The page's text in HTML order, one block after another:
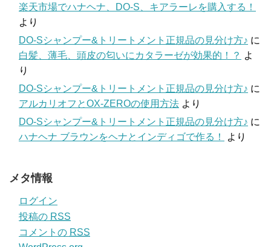
楽天市場でハナヘナ、DO-S、キアラーレを購入する！
より
DO-Sシャンプー&トリートメント正規品の見分け方♪ に
白髪、薄毛、頭皮の匂いにカタラーゼが効果的！？ よ
り
DO-Sシャンプー&トリートメント正規品の見分け方♪ に
アルカリオフとOX-ZEROの使用方法 より
DO-Sシャンプー&トリートメント正規品の見分け方♪ に
ハナヘナ ブラウンをヘナとインディゴで作る！
より
メタ情報
ログイン
投稿の RSS
コメントの RSS